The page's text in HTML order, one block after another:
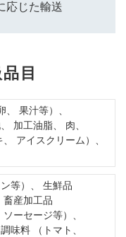
応じた輸送
目
、
果汁等）、
加工油脂、
肉、
アイスクリーム）、
等）、
生鮮品
畜産加工品
ソーセージ等）、
調味料
（トマト、